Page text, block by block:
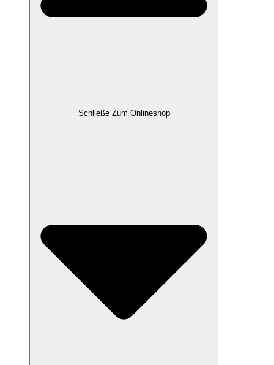
Schließe Zum Onlineshop